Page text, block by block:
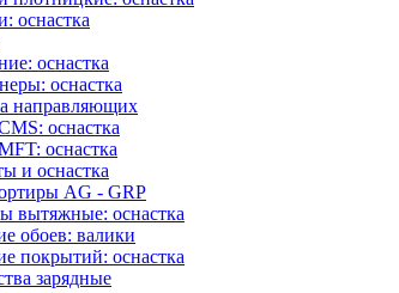
оснастка
оснастка
оснастка
направляющих
оснастка
оснастка
и оснастка
AG - GRP
вытяжные: оснастка
обоев: валики
покрытий: оснастка
зарядные